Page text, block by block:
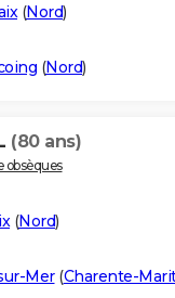
(Nord)
(Nord)
(80 ans)
obsèques
(Nord)
Mer(Charente-